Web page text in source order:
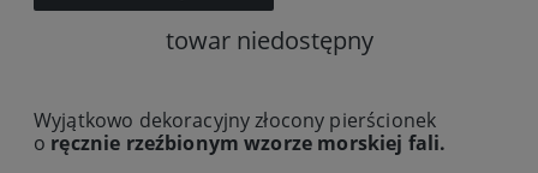
towar niedostępny
Wyjątkowo dekoracyjny złocony pierścionek
o ręcznie rzeźbionym wzorze morskiej fali.